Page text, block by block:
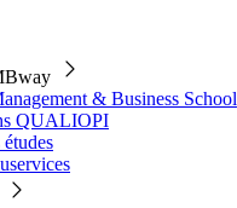
& Business School
QUALIOPI
études